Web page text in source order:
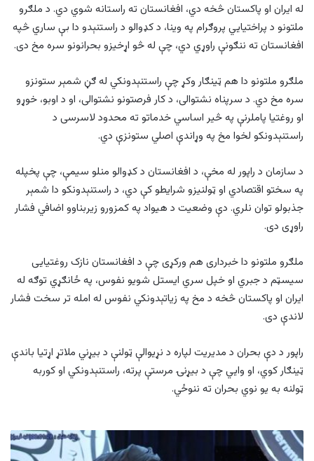
له ایران او پاکستان څخه دي، افغانستان ته راستانه شوي دي. د ملګرو
ملتونو د پراختیایي پروګرام په وینا، د کډوالو د راستنېدو دا بې ساري څپه
افغانستان ته ننګونې راوړي دي، چې له څو اړخیزو بحرانونو سره مخ دی.
ملګرو ملتونو دا هم ټینګار وکړ چې راستنېدونکي له ګڼ شمېر ستونزو
سره مخ دي. د سرپناه نشتوالی، د کار فرصتونو نشتوالی، او د اوبو، خوړو
او روغتیا پاملرنې په څیر اساسي خدماتو ته محدود لاسرسی د
راستنېدونکو لخوا مخ په وړاندې اصلي ستونزې دي.
د سازمان د راپور له مخې، د افغانستان د کډوالو منلو سیمې، چې پخپله
په سختو اقتصادي او ټولنیزو شرایطو کې دي، د راستنېدونکو دا شمېر
جذبولو توان نلري. دې وضعیت د هیواد په کمزورو زیربناوو اضافي فشار
راوړی دی.
ملګرو ملتونو دا خبرداری هم ورکړی چې د افغانستان نازک روغتیایی
سیسټم د جبري او خپل سري ایستل شویو نفوس، په ځانګړي توګه له
ایران او پاکستان څخه د مخ په زیاتېدونکي نفوس له امله تر سخت فشار
لاندې دی.
راپور د دې بحران د مدیریت لپاره د نړیوالې ټولنې د بیړني ملاتړ اړتیا باندې
ټینګار کوي، او وايي چې د بیړنۍ مرستې پرته، راستنېدونکي او کوربه
ټولنه به یو نوي بحران ته ننوځي.
د
افغانستان